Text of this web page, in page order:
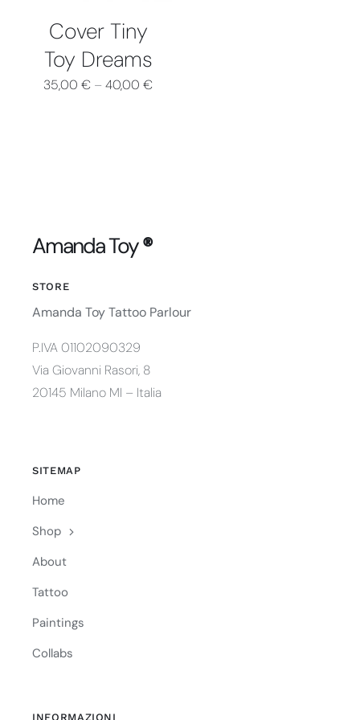
POSSONO
SCELTE
NELLA
Cover Tiny
Toy Dreams
35,00 € – 40,00 €
Amanda Toy®
STORE
Amanda Toy Tattoo Parlour
P.IVA 01102090329
Via Giovanni Rasori, 8
20145 Milano MI – Italia
SITEMAP
Home
Shop
About
Tattoo
Paintings
Collabs
INFORMAZIONI